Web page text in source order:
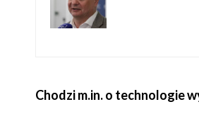
Chodzi m.in. o technologie